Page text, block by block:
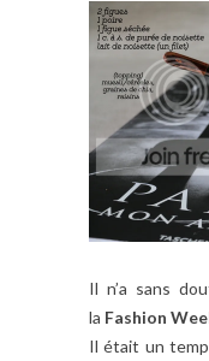
Il n’a sans
la Fashion
Il était un